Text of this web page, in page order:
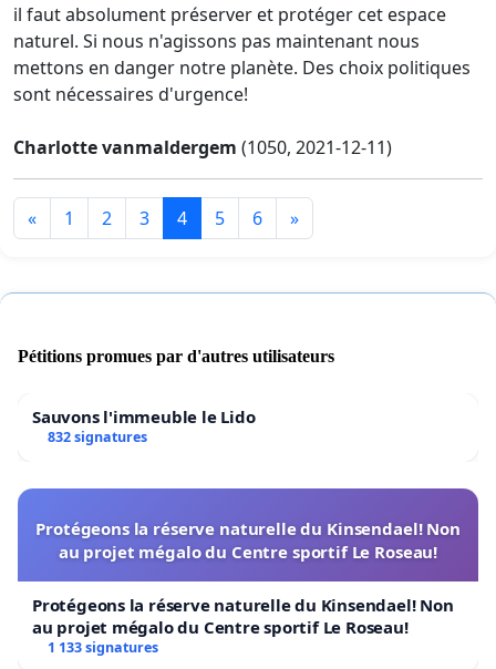
il faut absolument préserver et protéger cet espace
naturel. Si nous n'agissons pas maintenant nous
mettons en danger notre planète. Des choix politiques
sont nécessaires d'urgence!
Charlotte vanmaldergem (1050, 2021-12-11)
« 1 2 3 4 5 6 »
Pétitions promues par d'autres utilisateurs
Sauvons l'immeuble le Lido
832 signatures
Protégeons la réserve naturelle du Kinsendael! Non
au projet mégalo du Centre sportif Le Roseau!
Protégeons la réserve naturelle du Kinsendael! Non
au projet mégalo du Centre sportif Le Roseau!
1 133 signatures